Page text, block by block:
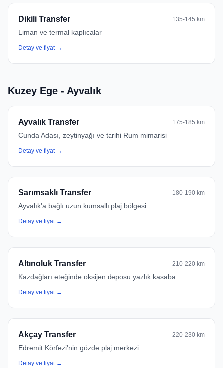
Dikili Transfer 135-145 km
Liman ve termal kaplıcalar
Detay ve fiyat →
Kuzey Ege - Ayvalık
Ayvalık Transfer 175-185 km
Cunda Adası, zeytinyağı ve tarihi Rum mimarisi
Detay ve fiyat →
Sarımsaklı Transfer 180-190 km
Ayvalık'a bağlı uzun kumsallı plaj bölgesi
Detay ve fiyat →
Altınoluk Transfer 210-220 km
Kazdağları eteğinde oksijen deposu yazlık kasaba
Detay ve fiyat →
Akçay Transfer 220-230 km
Edremit Körfezi'nin gözde plaj merkezi
Detay ve fiyat →